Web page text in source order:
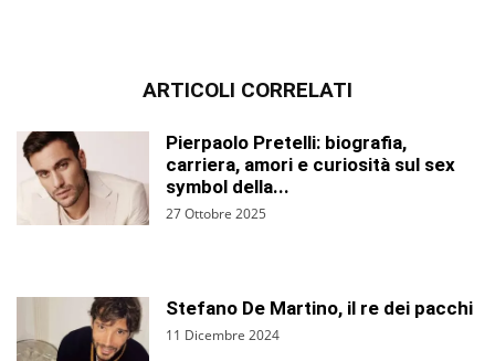
ARTICOLI CORRELATI
Pierpaolo Pretelli: biografia,
carriera, amori e curiosità sul sex
symbol della...
27 Ottobre 2025
Stefano De Martino, il re dei pacchi
11 Dicembre 2024